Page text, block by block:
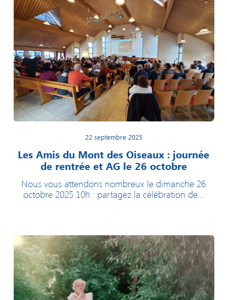
22 septembre 2025
Les Amis du Mont des Oiseaux : journée
de rentrée et AG le 26 octobre
Nous vous attendons nombreux le dimanche 26
octobre 2025 10h : partagez la célébration de...